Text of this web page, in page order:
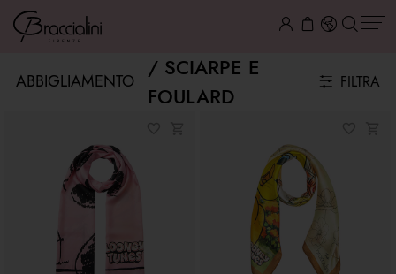
ABBIGLIAMENTO
SCIARPE E
FOULARD
FILTRA